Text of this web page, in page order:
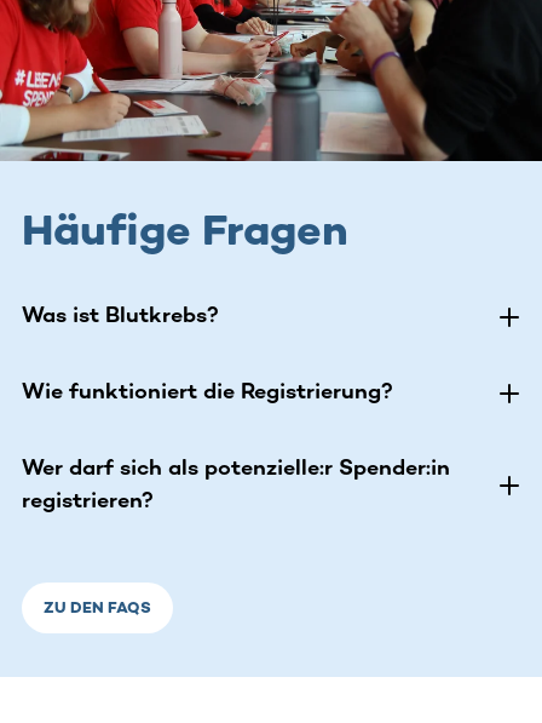
Häufige Fragen
Was ist Blutkrebs?
Wie funktioniert die Registrierung?
Wer darf sich als potenzielle:r Spender:in
registrieren?
ZU DEN FAQS